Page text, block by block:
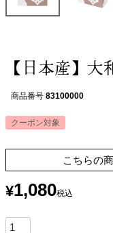
【日本産】大
商品番号 83100000
クーポン対象
こちらの
¥1,080税込